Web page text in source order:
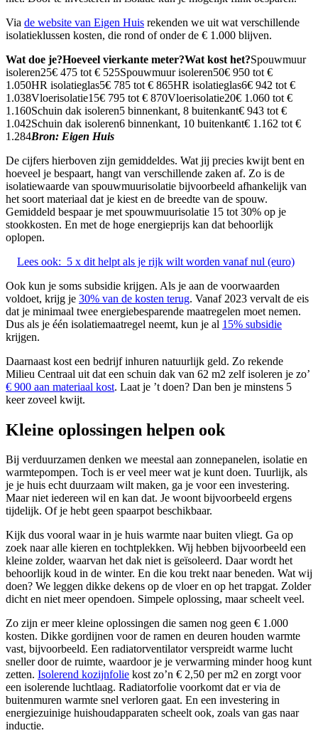
Via de website van Eigen Huis rekenden we uit wat verschillende
isolatieklussen kosten, die rond of onder de € 1.000 blijven.
Wat doe je?Hoeveel vierkante meter?Wat kost het?Spouwmuur
isoleren25€ 475 tot € 525Spouwmuur isoleren50€ 950 tot €
1.050HR isolatieglas5€ 785 tot € 865HR isolatieglas6€ 942 tot €
1.038Vloerisolatie15€ 795 tot € 870Vloerisolatie20€ 1.060 tot €
1.160Schuin dak isoleren5 binnenkant, 8 buitenkant€ 943 tot €
1.042Schuin dak isoleren6 binnenkant, 10 buitenkant€ 1.162 tot €
1.284Bron: Eigen Huis
De cijfers hierboven zijn gemiddeldes. Wat jij precies kwijt bent en
hoeveel je bespaart, hangt van verschillende zaken af. Zo is de
isolatiewaarde van spouwmuurisolatie bijvoorbeeld afhankelijk van
het soort materiaal dat je kiest en de breedte van de spouw.
Gemiddeld bespaar je met spouwmuurisolatie 15 tot 30% op je
stookkosten. En met de hoge energieprijs kan dat behoorlijk
oplopen.
Lees ook: 5 x dit helpt als je rijk wilt worden vanaf nul (euro)
Ook kun je soms subsidie krijgen. Als je aan de voorwaarden
voldoet, krijg je 30% van de kosten terug. Vanaf 2023 vervalt de eis
dat je minimaal twee energiebesparende maatregelen moet nemen.
Dus als je één isolatiemaatregel neemt, kun je al 15% subsidie
krijgen.
Daarnaast kost een bedrijf inhuren natuurlijk geld. Zo rekende
Milieu Centraal uit dat een schuin dak van 62 m2 zelf isoleren je zo’
€ 900 aan materiaal kost. Laat je ’t doen? Dan ben je minstens 5
keer zoveel kwijt.
Kleine oplossingen helpen ook
Bij verduurzamen denken we meestal aan zonnepanelen, isolatie en
warmtepompen. Toch is er veel meer wat je kunt doen. Tuurlijk, als
je je huis echt duurzaam wilt maken, ga je voor een investering.
Maar niet iedereen wil en kan dat. Je woont bijvoorbeeld ergens
tijdelijk. Of je hebt geen spaarpot beschikbaar.
Kijk dus vooral waar in je huis warmte naar buiten vliegt. Ga op
zoek naar alle kieren en tochtplekken. Wij hebben bijvoorbeeld een
kleine zolder, waarvan het dak niet is geïsoleerd. Daar wordt het
behoorlijk koud in de winter. En die kou trekt naar beneden. Wat wij
doen? We leggen dikke dekens op de vloer en op het trapgat. Zolder
dicht en niet meer opendoen. Simpele oplossing, maar scheelt veel.
Zo zijn er meer kleine oplossingen die samen nog geen € 1.000
kosten. Dikke gordijnen voor de ramen en deuren houden warmte
vast, bijvoorbeeld. Een radiatorventilator verspreidt warme lucht
sneller door de ruimte, waardoor je je verwarming minder hoog kunt
zetten. Isolerend kozijnfolie kost zo’n € 2,50 per m2 en zorgt voor
een isolerende luchtlaag. Radiatorfolie voorkomt dat er via de
buitenmuren warmte snel verloren gaat. En een investering in
energiezuinige huishoudapparaten scheelt ook, zoals van gas naar
inductie.